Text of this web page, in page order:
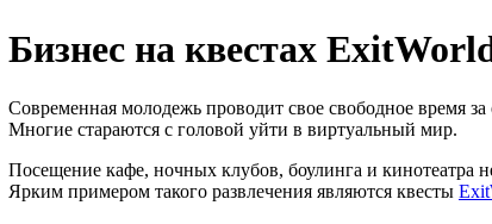
Бизнес на квестах
Современная молодежь проводит свое свободное время
Многие стараются с головой уйти в виртуальный мир.
Посещение кафе, ночных клубов, боулинга и кинотеатра
Ярким примером такого развлечения являются квесты